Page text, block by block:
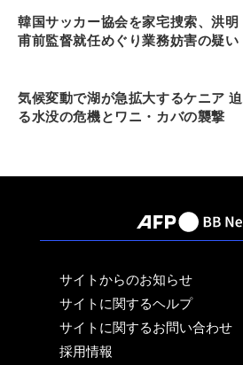
韓国サッカー協会を家宅捜索、洪明
甫前監督就任めぐり業務妨害の疑い
気候変動で湖が急拡大するケニア 迫
る水没の危機とワニ・カバの襲撃
サイトからのお知らせ
サイトに関するヘルプ
サイトに関するお問い合わせ
採用情報